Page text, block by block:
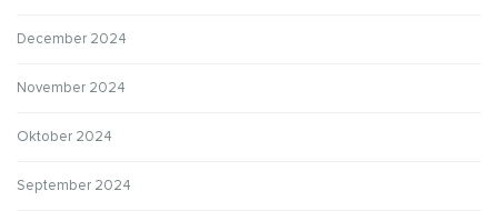
December 2024
November 2024
Oktober 2024
September 2024